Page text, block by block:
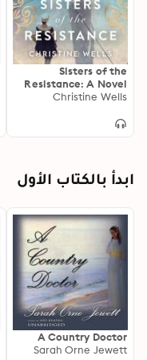
Sisters of the
Resistance: A Novel
of Catherine Dior's
Christine Wells
ابدأ بالكتاب الأول
A Country Doctor
Sarah Orne Jewett